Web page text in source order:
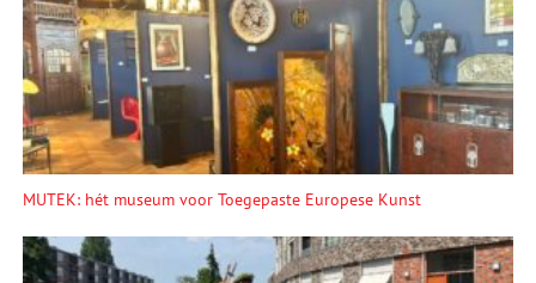
MUTEK: hét museum voor Toegepaste Europese Kunst